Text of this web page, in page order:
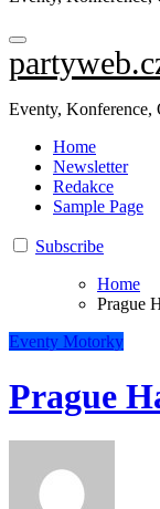
Eventy, Konference,
Home
Newsletter
Redakce
Sample Page
Subscribe
Home
Prague
Eventy Motorky
Prague